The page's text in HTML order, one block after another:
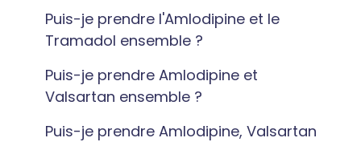
Puis-je prendre l'Amlodipine et le
Tramadol ensemble ?
Puis-je prendre Amlodipine et
Valsartan ensemble ?
Puis-je prendre Amlodipine, Valsartan